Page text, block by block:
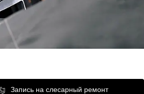
Запись на слесарный ремонт